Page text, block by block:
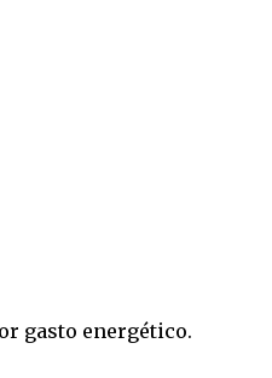
gasto energético.